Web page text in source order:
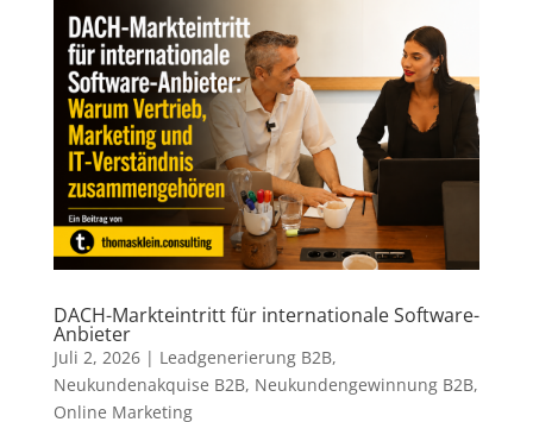
DACH-Markteintritt für internationale Software-
Anbieter
Juli 2, 2026| Leadgenerierung B2B,
Neukundenakquise B2B, Neukundengewinnung B2B,
Online Marketing